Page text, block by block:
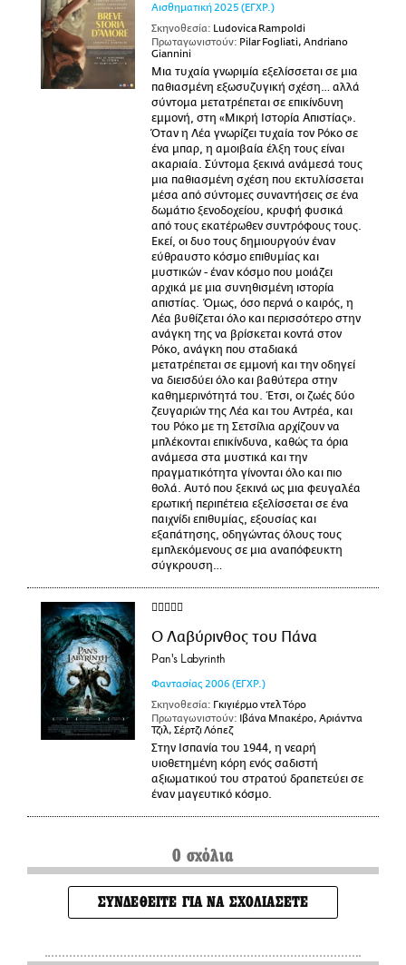
Αισθηματική 2025 (ΕΓΧΡ.)
Σκηνοθεσία: Ludovica Rampoldi
Πρωταγωνιστούν: Pilar Fogliati, Andriano
Giannini
Μια τυχαία γνωριμία εξελίσσεται σε μια
παθιασμένη εξωσυζυγική σχέση… αλλά
σύντομα μετατρέπεται σε επικίνδυνη
εμμονή, στη «Μικρή Ιστορία Απιστίας».
Όταν η Λέα γνωρίζει τυχαία τον Ρόκο σε
ένα μπαρ, η αμοιβαία έλξη τους είναι
ακαριαία. Σύντομα ξεκινά ανάμεσά τους
μια παθιασμένη σχέση που εκτυλίσσεται
μέσα από σύντομες συναντήσεις σε ένα
δωμάτιο ξενοδοχείου, κρυφή φυσικά
από τους εκατέρωθεν συντρόφους τους.
Εκεί, οι δυο τους δημιουργούν έναν
εύθραυστο κόσμο επιθυμίας και
μυστικών - έναν κόσμο που μοιάζει
αρχικά με μια συνηθισμένη ιστορία
απιστίας. Όμως, όσο περνά ο καιρός, η
Λέα βυθίζεται όλο και περισσότερο στην
ανάγκη της να βρίσκεται κοντά στον
Ρόκο, ανάγκη που σταδιακά
μετατρέπεται σε εμμονή και την οδηγεί
να διεισδύει όλο και βαθύτερα στην
καθημερινότητά του. Έτσι, οι ζωές δύο
ζευγαριών της Λέα και του Αντρέα, και
του Ρόκο με τη Σετσίλια αρχίζουν να
μπλέκονται επικίνδυνα, καθώς τα όρια
ανάμεσα στα μυστικά και την
πραγματικότητα γίνονται όλο και πιο
θολά. Αυτό που ξεκινά ως μια φευγαλέα
ερωτική περιπέτεια εξελίσσεται σε ένα
παιχνίδι επιθυμίας, εξουσίας και
εξαπάτησης, οδηγώντας όλους τους
εμπλεκόμενους σε μια αναπόφευκτη
σύγκρουση…
Ο Λαβύρινθος του Πάνα
Pan's Labyrinth
Φαντασίας 2006 (ΕΓΧΡ.)
Σκηνοθεσία: Γκιγιέρμο ντελ Τόρο
Πρωταγωνιστούν: Ιβάνα Μπακέρο, Αριάντνα
Τζιλ, Σέρτζι Λόπεζ
Στην Ισπανία του 1944, η νεαρή
υιοθετημένη κόρη ενός σαδιστή
αξιωματικού του στρατού δραπετεύει σε
έναν μαγευτικό κόσμο.
0 σχόλια
ΣΥΝΔΕΘΕΙΤΕ ΓΙΑ ΝΑ ΣΧΟΛΙΑΣΕΤΕ